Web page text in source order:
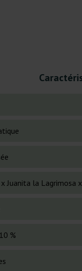
x Juanita la Lagrimosa
%